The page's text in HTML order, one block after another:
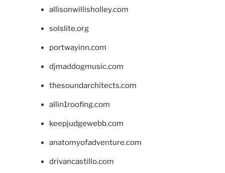
allisonwillisholley.com
solslite.org
portwayinn.com
djmaddogmusic.com
thesoundarchitects.com
allin1roofing.com
keepjudgewebb.com
anatomyofadventure.com
drivancastillo.com